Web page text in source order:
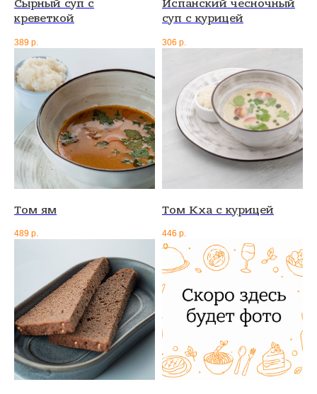
Сырный суп с
креветкой
389 р.
Испанский чесночный
суп с курицей
306 р.
Том ям
489 р.
Том Кха с курицей
446 р.
Разработка сайта
Разработка сайта